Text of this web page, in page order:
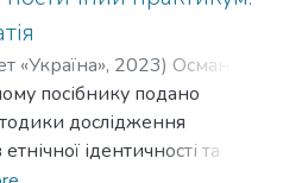
питання для
контролю знань, глосарій
словник), список
та використаної
Навчальний посібник
передусім, викладачам і
«Україна», 2023) Османова,
Л. М.
посібнику подано
дослідження
ідентичності та